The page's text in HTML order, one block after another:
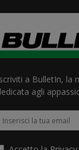
a BulletIn, la
agli